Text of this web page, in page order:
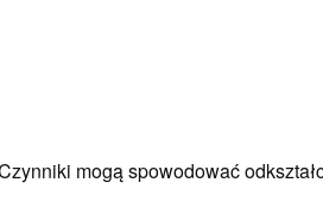
mogą spowodować